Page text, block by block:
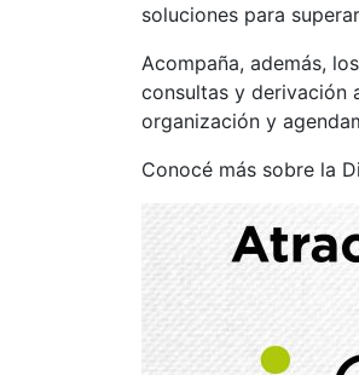
soluciones para
Acompaña, además,
consultas y derivación
organización y
Conocé más sobre la